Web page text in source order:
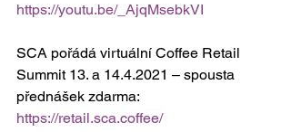
https://youtu.be/_AjqMsebkVI
SCA pořádá virtuální Coffee Retail
Summit 13. a 14.4.2021 – spousta
přednášek zdarma:
https://retail.sca.coffee/